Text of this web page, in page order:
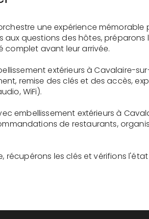
une expérience mémorable
questions des hôtes, préparons
complet avant leur arrivée.
extérieurs à Cavalaire-
remise des clés et des accès,
WiFi).
embellissement extérieurs à
de restaurants,
récupérons les clés et vérifions